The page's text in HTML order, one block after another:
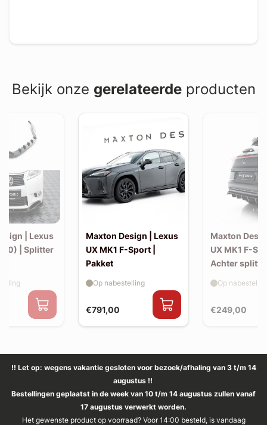
Bekijk onze gerelateerdeproducten
| Lexus
| Splitter
Maxton Design | Lexus
UX MK1 F-Sport |
Pakket
€791,00
Op nabestelling
Maxton
UX MK1 F-
Achter
€249,00
Op
!! Let op: wegens vakantie gesloten voor bezoek/afhaling van 3 t/m 14
augustus !!
Bestellingen geplaatst in de week van 10 t/m 14 augustus zullen vanaf
17 augustus verwerkt worden.
Het gewenste product op voorraad? Voor 14:00 besteld, is vandaag